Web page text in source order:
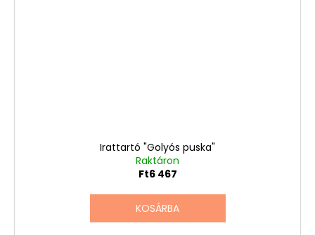
Irattartó "Golyós puska"
Raktáron
Ft6 467
KOSÁRBA